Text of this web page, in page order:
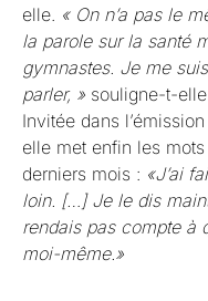
elle. « On n’a pas le
la parole sur la santé
gymnastes. Je me
parler, » souligne-t-
Invitée dans
elle met enfin les
derniers mois : «J’ai
loin. […] Je le dis
rendais pas compte à
moi-même.»